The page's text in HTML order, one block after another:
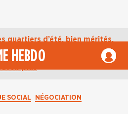
quartiers d’été, bien mérités,
D’ici là, retrouvez
sur notre compte Bluesky. En
HEBDO
SOCIAL NÉGOCIATION